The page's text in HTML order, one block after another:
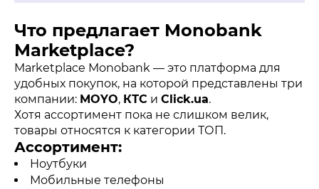
Что предлагает Monobank
Marketplace?
Marketplace Monobank — это платформа для
удобных покупок, на которой представлены три
компании: MOYO, КТС и Click.ua.
Хотя ассортимент пока не слишком велик,
товары относятся к категории ТОП.
Ассортимент:
Ноутбуки
Мобильные телефоны